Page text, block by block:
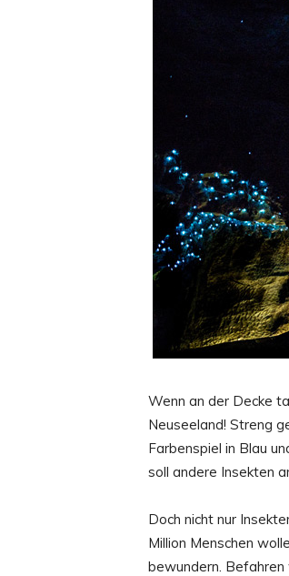
Wenn an der Decke
Neuseeland! Streng
Farbenspiel in Blau
soll andere Insekten
Doch nicht nur
Million Menschen
bewundern.